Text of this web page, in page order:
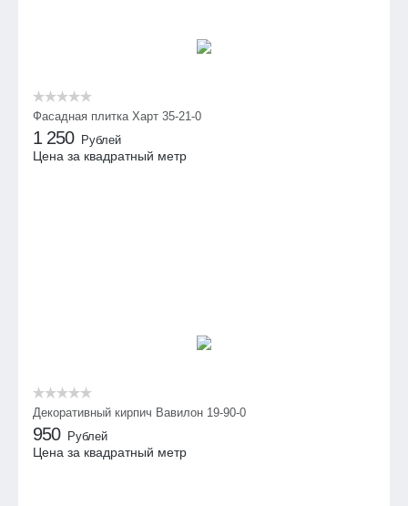
Фасадная плитка Харт 35-21-0
1 250 Рублей
Цена за квадратный метр
Декоративный кирпич Вавилон 19-90-0
950 Рублей
Цена за квадратный метр